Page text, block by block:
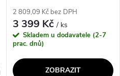
2 809,09 Kč bez DPH
3 399 Kč/ ks
Skladem u dodavatele (2-7
prac. dnů)
ZOBRAZIT